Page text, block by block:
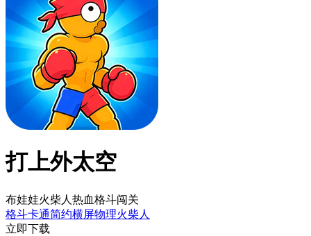
打上外太空
布娃娃火柴人热血格斗闯关
格斗卡通简约横屏物理火柴人
立即下载